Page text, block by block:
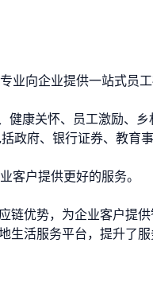
业向企业提供一站式
康关怀、员工激励、乡
政府、银行证券、教
客户提供更好的服务。
优势，为企业客户提
活服务平台，提升了服